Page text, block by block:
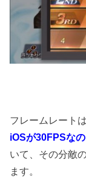
フレームレート
iOSが30FPSな
いて、その分敵
ます。